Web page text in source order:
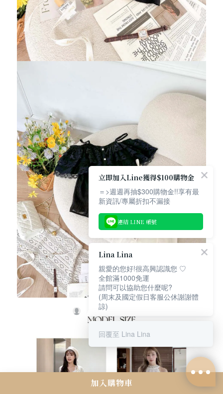
加入購物車
立即加入Line獲得$100購物金
＝>週週再抽$300購物金!!享有最
新資訊/專屬折扣不漏接
連結 LINE 帳號
Lina Lina
親愛的您好!很高興認識您 ♡
全館滿1000免運
請問可以協助您什麼呢?
(周末及國定假日客服公休謝謝體
諒)
回覆至 Lina Lina